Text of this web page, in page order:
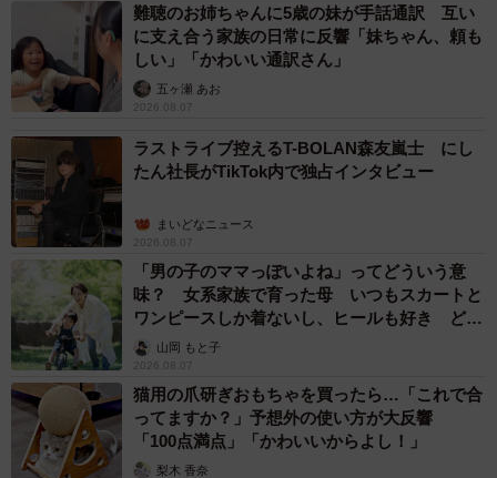
難聴のお姉ちゃんに5歳の妹が手話通訳 互い
に支え合う家族の日常に反響「妹ちゃん、頼も
しい」「かわいい通訳さん」
五ヶ瀬 あお
2026.08.07
ラストライブ控えるT-BOLAN森友嵐士 にし
たん社長がTikTok内で独占インタビュー
まいどなニュース
2026.08.07
「男の子のママっぽいよね」ってどういう意
味？ 女系家族で育った母 いつもスカートと
ワンピースしか着ないし、ヒールも好き どの
へんが…
山岡 もと子
2026.08.07
猫用の爪研ぎおもちゃを買ったら…「これで合
ってますか？」予想外の使い方が大反響
「100点満点」「かわいいからよし！」
梨木 香奈